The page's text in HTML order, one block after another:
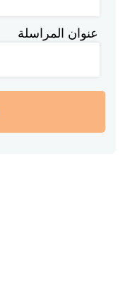
عنوان المراسلة